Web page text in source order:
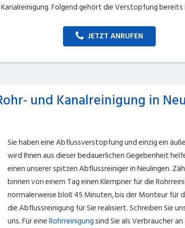
Folgend gehört die Verstopfung bereits
JETZT ANRUFEN
und Kanalreinigung in
Sie haben eine Abflussverstopfung und einzig ein
wird Ihnen aus dieser bedauerlichen Gegebenheit
einen unserer spitzen Abflussreiniger in Neulingen.
binnen von einem Tag einen Klempner für die
normalerweise bloß 45 Minuten, bis der Monteur für
die Abflussreinigung für Sie realisiert. Schreiben Sie
uns. Für eineRohrreinigungsind Sie als Verbraucher